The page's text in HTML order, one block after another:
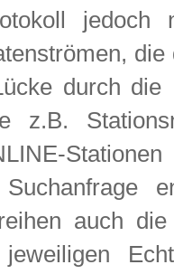
jedoch
durch die
z.B.
auch